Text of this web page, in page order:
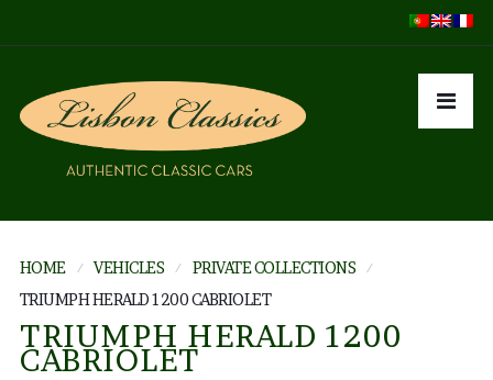
HOME VEHICLES
PRIVATE COLLECTIONS
TRIUMPH HERALD 1200 CABRIOLET
TRIUMPH HERALD 1200
CABRIOLET